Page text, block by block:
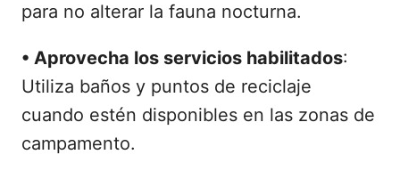
para no alterar la fauna nocturna.
• Aprovecha los servicios habilitados:
Utiliza baños y puntos de reciclaje
cuando estén disponibles en las zonas de
campamento.